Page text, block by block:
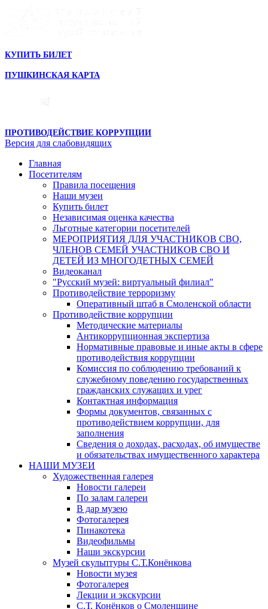
КУПИТЬ БИЛЕТ
ПУШКИНСКАЯ КАРТА
ПРОТИВОДЕЙСТВИЕ КОРРУПЦИИ
Версия для слабовидящих
Главная
Посетителям
Правила посещения
Наши музеи
Купить билет
Независимая оценка качества
Льготные категории посетителей
МЕРОПРИЯТИЯ ДЛЯ УЧАСТНИКОВ СВО,
ЧЛЕНОВ СЕМЕЙ УЧАСТНИКОВ СВО И
ДЕТЕЙ ИЗ МНОГОДЕТНЫХ СЕМЕЙ
Видеоканал
"Русский музей: виртуальный филиал"
Противодействие терроризму
Оперативный штаб в Смоленской области
Противодействие коррупции
Методические материалы
Антикоррупционная экспертиза
Нормативные правовые и иные акты в сфере
противодействия коррупции
Комиссия по соблюдению требований к
служебному поведению государственных
гражданских служащих и урег
Контактная информация
Формы документов, связанных с
противодействием коррупции, для
заполнения
Сведения о доходах, расходах, об имуществе
и обязательствах имущественного характера
НАШИ МУЗЕИ
Художественная галерея
Новости галереи
По залам галереи
В дар музею
Фотогалерея
Пинакотека
Видеофильмы
Наши экскурсии
Музей скульптуры С.Т.Конёнкова
Новости музея
Фотогалерея
Лекции и экскурсии
С.Т. Конёнков о Смоленщине